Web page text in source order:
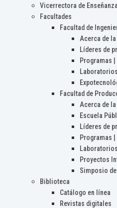
Vicerrectora de
Facultades
Facultad de
Acerca de la
Líderes de
Programas
Laboratorios
Facultad de
Acerca de la
Escuela
Líderes de
Programas
Laboratorios
Proyectos
Simposio
Biblioteca
Catálogo en línea
Revistas digitales